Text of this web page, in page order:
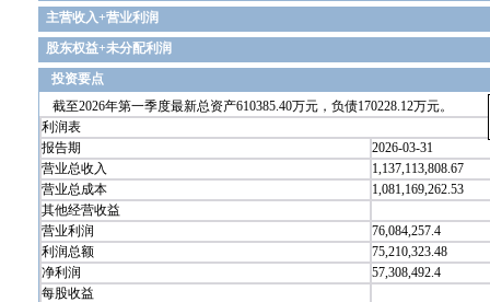
主营收入+营业利润
股东权益+未分配利润
投资要点
截至2026年第一季度最新总资产610385.40万元，负债170228.12万元。
利润表
报告期
2026-03-31
营业总收入
1,137,113,808.67
营业总成本
1,081,169,262.53
其他经营收益
营业利润
76,084,257.4
利润总额
75,210,323.48
净利润
57,308,492.4
每股收益